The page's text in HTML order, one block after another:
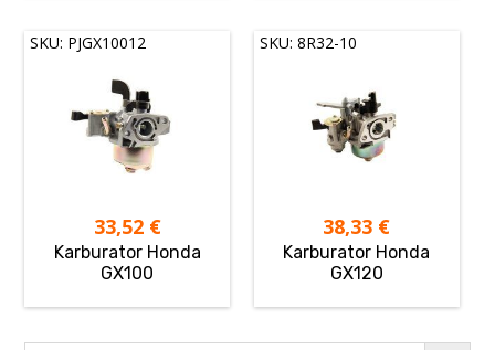
SKU: PJGX10012
33,52 €
Karburator Honda
GX100
SKU: 8R32-10
38,33 €
Karburator Honda
GX120